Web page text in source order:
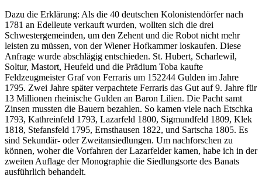
Dazu die Erklärung: Als die 40 deutschen Kolonistendörfer nach
1781 an Edelleute verkauft wurden, wollten sich die drei
Schwestergemeinden, um den Zehent und die Robot nicht mehr
leisten zu müssen, von der Wiener Hofkammer loskaufen. Diese
Anfrage wurde abschlägig entschieden. St. Hubert, Scharlewil,
Soltur, Mastort, Heufeld und die Prädium Toba kaufte
Feldzeugmeister Graf von Ferraris um 152244 Gulden im Jahre
1795. Zwei Jahre später verpachtete Ferraris das Gut auf 9. Jahre für
13 Millionen rheinische Gulden an Baron Lilien. Die Pacht samt
Zinsen mussten die Bauern bezahlen. So kamen viele nach Etschka
1793, Kathreinfeld 1793, Lazarfeld 1800, Sigmundfeld 1809, Klek
1818, Stefansfeld 1795, Ernsthausen 1822, und Sartscha 1805. Es
sind Sekundär- oder Zweitansiedlungen. Um nachforschen zu
können, woher die Vorfahren der Lazarfelder kamen, habe ich in der
zweiten Auflage der Monographie die Siedlungsorte des Banats
ausführlich behandelt.